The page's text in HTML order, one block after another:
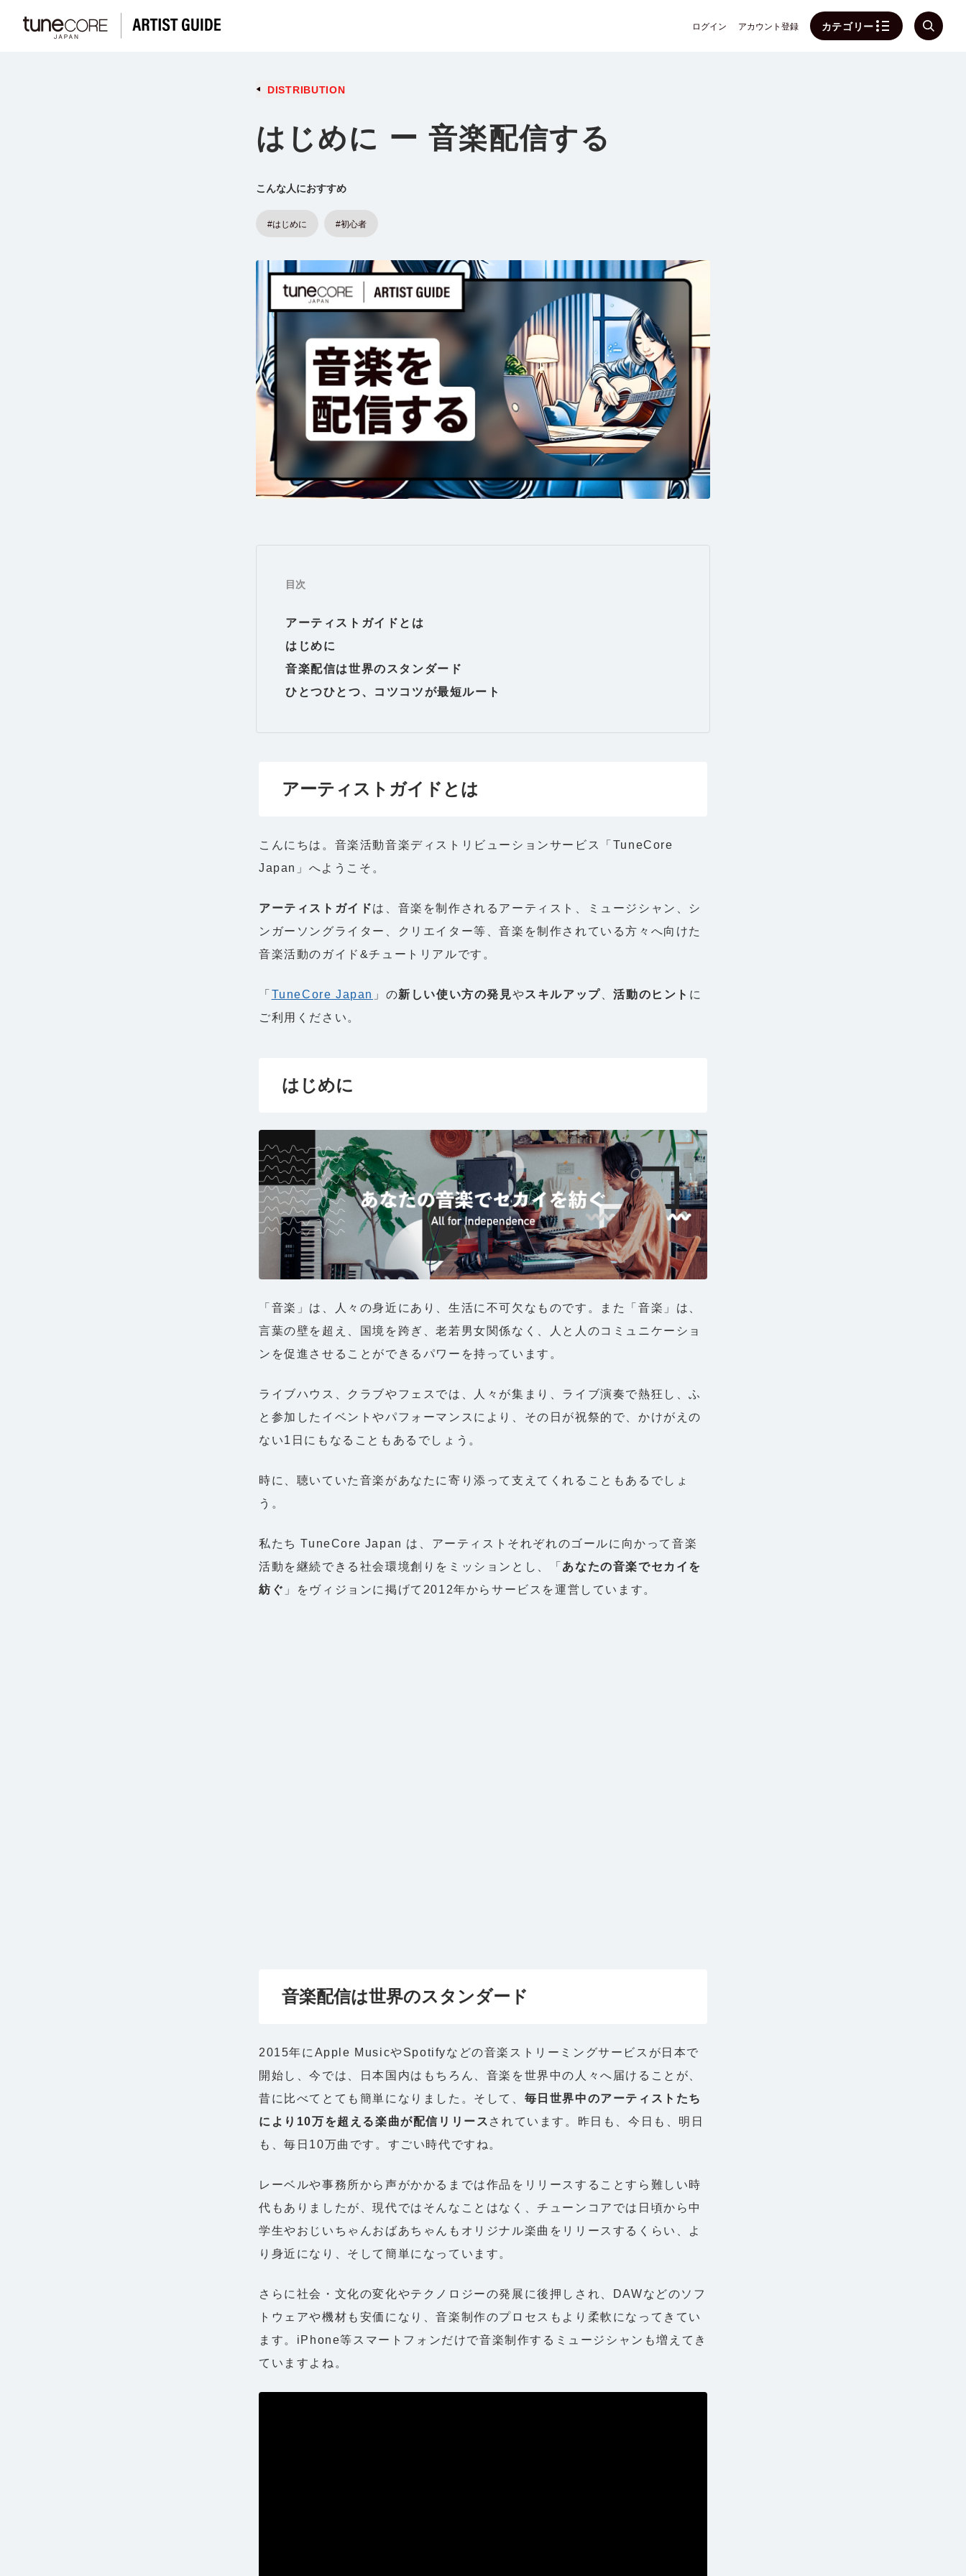
ログイン アカウント登録 カテゴリー
DISTRIBUTION
はじめに ー 音楽配信する
こんな人におすすめ
#はじめに #初心者
目次
アーティストガイドとは
はじめに
音楽配信は世界のスタンダード
ひとつひとつ、コツコツが最短ルート
アーティストガイドとは
こんにちは。音楽活動音楽ディストリビューションサービス「TuneCore
Japan」へようこそ。
アーティストガイドは、音楽を制作されるアーティスト、ミュージシャン、シ
ンガーソングライター、クリエイター等、音楽を制作されている方々へ向けた
音楽活動のガイド&チュートリアルです。
「 TuneCore Japan 」の新しい使い方の発見やスキルアップ 、活動のヒント に
ご利用ください。
はじめに
「音楽」は、人々の身近にあり、生活に不可欠なものです。また「音楽」は、
言葉の壁を超え、国境を跨ぎ、老若男女関係なく、人と人のコミュニケーショ
ンを促進させることができるパワーを持っています。
ライブハウス、クラブやフェスでは、人々が集まり、ライブ演奏で熱狂し、ふ
と参加したイベントやパフォーマンスにより、その日が祝祭的で、かけがえの
ない1日にもなることもあるでしょう。
時に、聴いていた音楽があなたに寄り添って支えてくれることもあるでしょ
う。
私たち TuneCore Japan は、アーティストそれぞれのゴールに向かって音楽
活動を継続できる社会環境創りをミッションとし、「 あなたの音楽でセカイを
紡ぐ 」をヴィジョンに掲げて2012年からサービスを運営しています。
音楽配信は世界のスタンダード
2015年にApple MusicやSpotifyなどの音楽ストリーミングサービスが日本で
開始し、今では、日本国内はもちろん、音楽を世界中の人々へ届けることが、
昔に比べてとても簡単になりました。そして、 毎日世界中のアーティストたち
により10万を超える楽曲が配信リリース されています。昨日も、今日も、明日
も、毎日10万曲です。すごい時代ですね。
レーベルや事務所から声がかかるまでは作品をリリースすることすら難しい時
代もありましたが、現代ではそんなことはなく、チューンコアでは日頃から中
学生やおじいちゃんおばあちゃんもオリジナル楽曲をリリースするくらい、よ
り身近になり、そして簡単になっています。
さらに社会・文化の変化やテクノロジーの発展に後押しされ、DAWなどのソフ
トウェアや機材も安価になり、音楽制作のプロセスもより柔軟になってきてい
ます。iPhone等スマートフォンだけで音楽制作するミュージシャンも増えてき
ていますよね。